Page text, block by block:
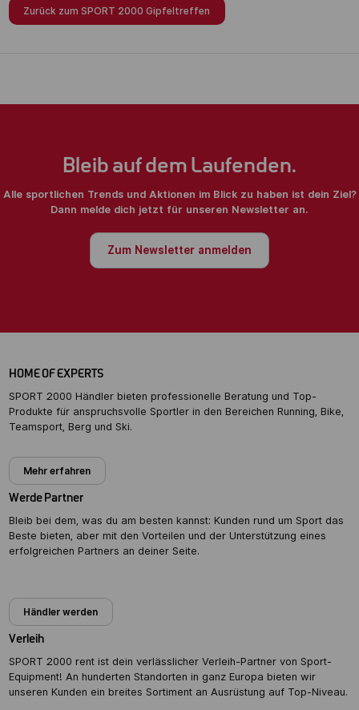
Zurück zum SPORT 2000 Gipfeltreffen
Bleib auf dem Laufenden.
Alle sportlichen Trends und Aktionen im Blick zu haben ist dein Ziel?
Dann melde dich jetzt für unseren Newsletter an.
Zum Newsletter anmelden
HOME OF EXPERTS
SPORT 2000 Händler bieten professionelle Beratung und Top-
Produkte für anspruchsvolle Sportler in den Bereichen Running, Bike,
Teamsport, Berg und Ski.
Mehr erfahren
Werde Partner
Bleib bei dem, was du am besten kannst: Kunden rund um Sport das
Beste bieten, aber mit den Vorteilen und der Unterstützung eines
erfolgreichen Partners an deiner Seite.
Händler werden
Verleih
SPORT 2000 rent ist dein verlässlicher Verleih-Partner von Sport-
Equipment! An hunderten Standorten in ganz Europa bieten wir
unseren Kunden ein breites Sortiment an Ausrüstung auf Top-Niveau.